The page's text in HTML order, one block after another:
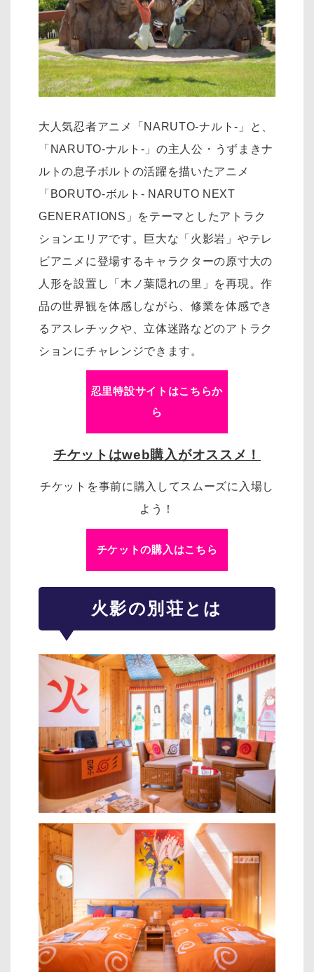
大人気忍者アニメ「NARUTO-ナルト-」と、
「NARUTO-ナルト-」の主人公・うずまきナ
ルトの息子ボルトの活躍を描いたアニメ
「BORUTO-ボルト- NARUTO NEXT
GENERATIONS」をテーマとしたアトラク
ションエリアです。巨大な「火影岩」やテレ
ビアニメに登場するキャラクターの原寸大の
人形を設置し「木ノ葉隠れの里」を再現。作
品の世界観を体感しながら、修業を体感でき
るアスレチックや、立体迷路などのアトラク
ションにチャレンジできます。
忍里特設サイトはこちらか
ら
チケットはweb購入がオススメ！
チケットを事前に購入してスムーズに入場し
よう！
チケットの購入はこちら
火影の別荘とは